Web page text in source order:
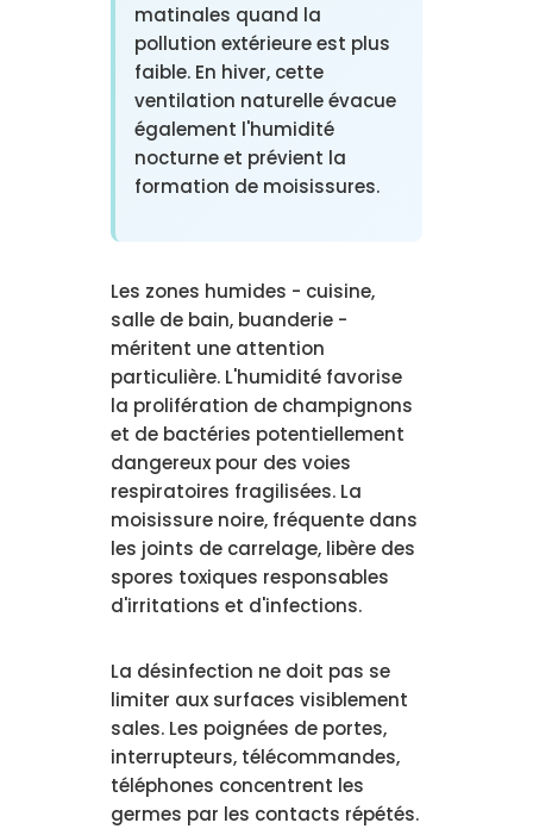
matinales quand la
pollution extérieure est plus
faible. En hiver, cette
ventilation naturelle évacue
également l'humidité
nocturne et prévient la
formation de moisissures.
Les zones humides - cuisine,
salle de bain, buanderie -
méritent une attention
particulière. L'humidité favorise
la prolifération de champignons
et de bactéries potentiellement
dangereux pour des voies
respiratoires fragilisées. La
moisissure noire, fréquente dans
les joints de carrelage, libère des
spores toxiques responsables
d'irritations et d'infections.
La désinfection ne doit pas se
limiter aux surfaces visiblement
sales. Les poignées de portes,
interrupteurs, télécommandes,
téléphones concentrent les
germes par les contacts répétés.